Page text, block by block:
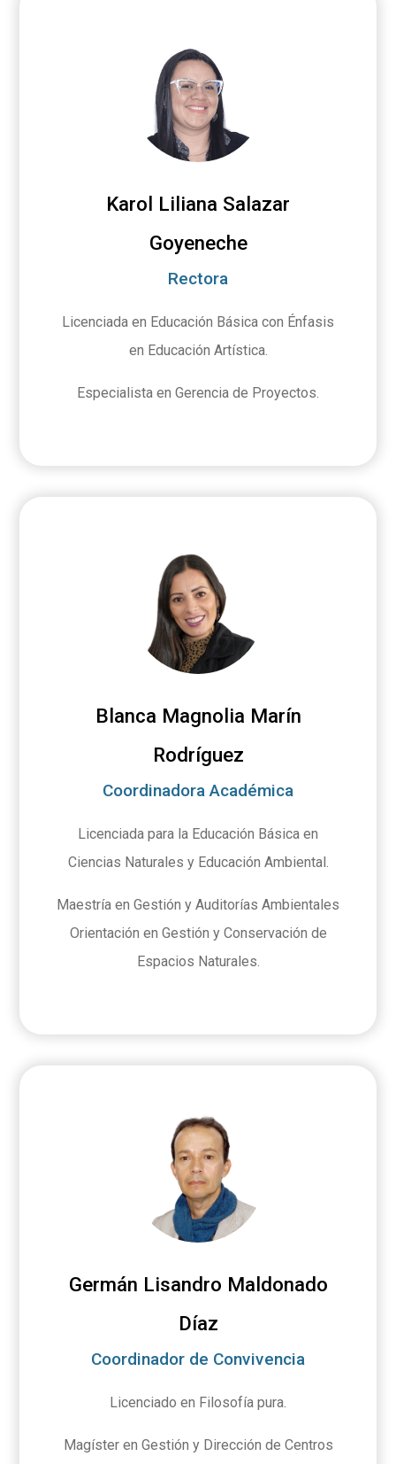
Karol Liliana Salazar
Goyeneche
Rectora
Licenciada en Educación Básica con Énfasis
en Educación Artística.
Especialista en Gerencia de Proyectos.
Blanca Magnolia Marín
Rodríguez
Coordinadora Académica
Licenciada para la Educación Básica en
Ciencias Naturales y Educación Ambiental.
Maestría en Gestión y Auditorías Ambientales
Orientación en Gestión y Conservación de
Espacios Naturales.
Germán Lisandro Maldonado
Díaz
Coordinador de Convivencia
Licenciado en Filosofía pura.
Magíster en Gestión y Dirección de Centros